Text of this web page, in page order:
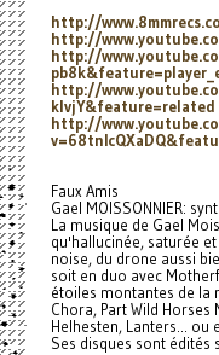
http://
http://
http://
pb8k&feature=player_
http://
klvjY&feature=related
http://
Faux Amis
Gael MOISSONNIER:
La musique de Gael
qu'hallucinée, saturée
noise, du drone aussi
soit en duo avec
étoiles montantes de la
Chora, Part Wild
Helhesten, Lanters... ou
Ses disques sont édités